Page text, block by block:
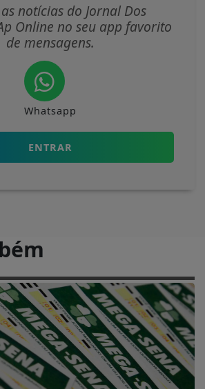
notícias do Jornal Dos
Online no seu app favorito
de mensagens.
Whatsapp
ENTRAR